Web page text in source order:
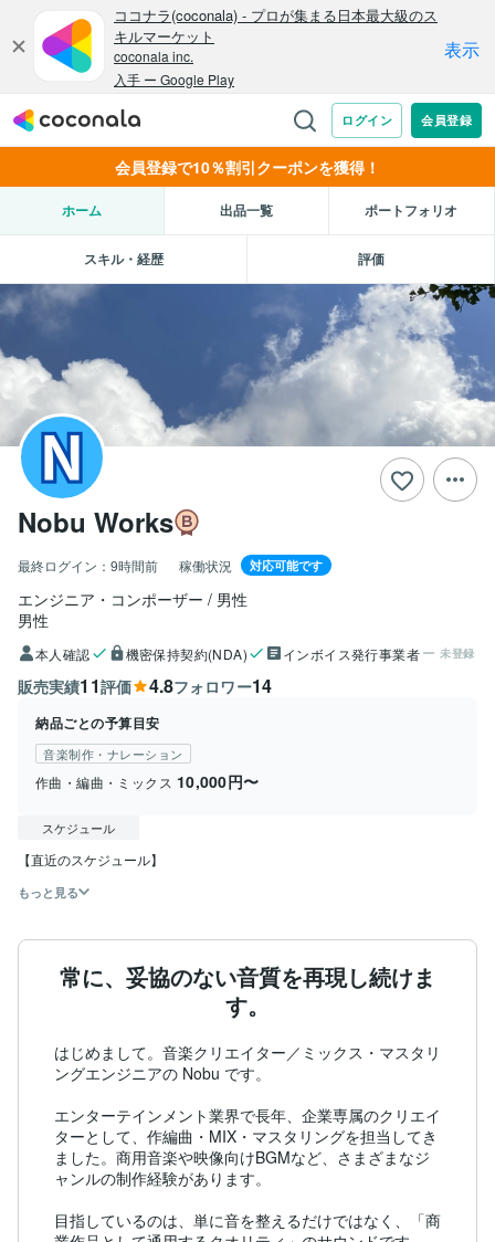
会員登録で10％割引クーポンを獲得！
ホーム 出品一覧 ポートフォリオ
スキル・経歴 評価
Nobu Works
最終ログイン： 9時間前 稼働状況 対応可能です
エンジニア・コンポーザー / 男性
男性
本人確認 機密保持契約(NDA) インボイス発行事業者 未登録
販売実績11評価 4.8フォロワー14
納品ごとの予算目安
音楽制作・ナレーション
作曲・編曲・ミックス 10,000円〜
スケジュール
【直近のスケジュール】
もっと見る
常に、妥協のない音質を再現し続けま
す。
はじめまして。音楽クリエイター／ミックス・マスタリ
ングエンジニアの Nobu です。
エンターテインメント業界で長年、企業専属のクリエイ
ターとして、作編曲・MIX・マスタリングを担当してき
ました。商用音楽や映像向けBGMなど、さまざまなジ
ャンルの制作経験があります。
目指しているのは、単に音を整えるだけではなく、「商